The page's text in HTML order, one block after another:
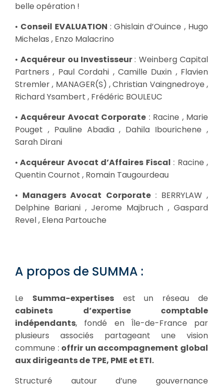
belle opération !
• Conseil EVALUATION : Ghislain d’Ouince , Hugo
Michelas , Enzo Malacrino
•Acquéreur ou Investisseur: Weinberg Capital
Partners , Paul Cordahi , Camille Duxin , Flavien
Stremler , MANAGER(S) , Christian Vaingnedroye ,
Richard Ysambert , Frédéric BOULEUC
•Acquéreur Avocat Corporate : Racine , Marie
Pouget , Pauline Abadia , Dahila Ibourichene ,
Sarah Dirani
• Acquéreur Avocat d’Affaires Fiscal : Racine ,
Quentin Cournot , Romain Taugourdeau
• Managers Avocat Corporate: BERRYLAW ,
Delphine Bariani , Jerome Majbruch , Gaspard
Revel , Elena Partouche
A propos de SUMMA :
Le Summa-expertisesest un réseau de
cabinets d’expertise comptable
indépendants, fondé en Île-de-France par
plusieurs associés partageant une vision
commune : offrir un accompagnement global
aux dirigeants de TPE, PME et ETI.
Structuré autour d’une gouvernance